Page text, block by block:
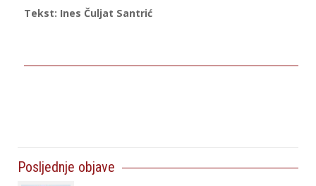
Tekst: Ines Čuljat Santrić
Posljednje objave